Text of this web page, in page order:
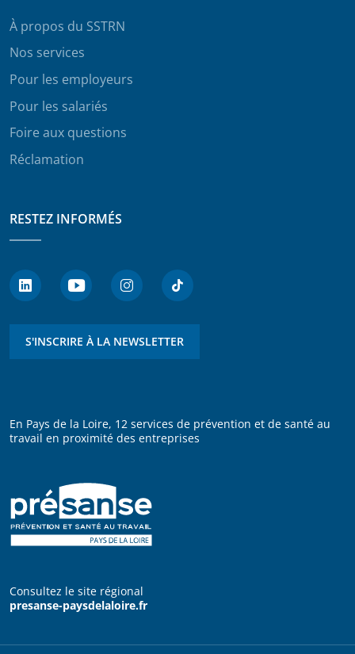
À propos du SSTRN
Nos services
Pour les employeurs
Pour les salariés
Foire aux questions
Réclamation
RESTEZ INFORMÉS
S'INSCRIRE À LA NEWSLETTER
En Pays de la Loire, 12 services de prévention et de santé au
travail en proximité des entreprises
Consultez le site régional
presanse-paysdelaloire.fr